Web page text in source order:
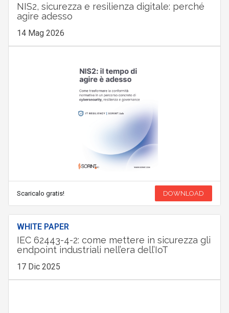
NIS2, sicurezza e resilienza digitale: perché
agire adesso
14 Mag 2026
Scaricalo gratis! DOWNLOAD
WHITE PAPER
IEC 62443-4-2: come mettere in sicurezza gli
endpoint industriali nell’era dell’IoT
17 Dic 2025